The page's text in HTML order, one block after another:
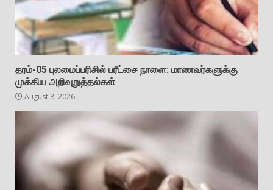
தரம்-05 புலமைப்பரிசில் பரீட்சை நாளை: மாணவர்களுக்கு
முக்கிய அறிவுறுத்தல்கள்
August 8, 2026